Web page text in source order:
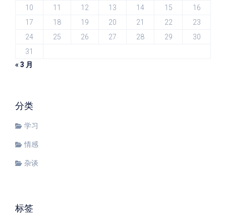
10
11 12 13 14 15
16
17
18 19 20 21 22
23
24
25 26 27 28 29
30
31
« 3 月
分类
学习
情感
杂谈
标签